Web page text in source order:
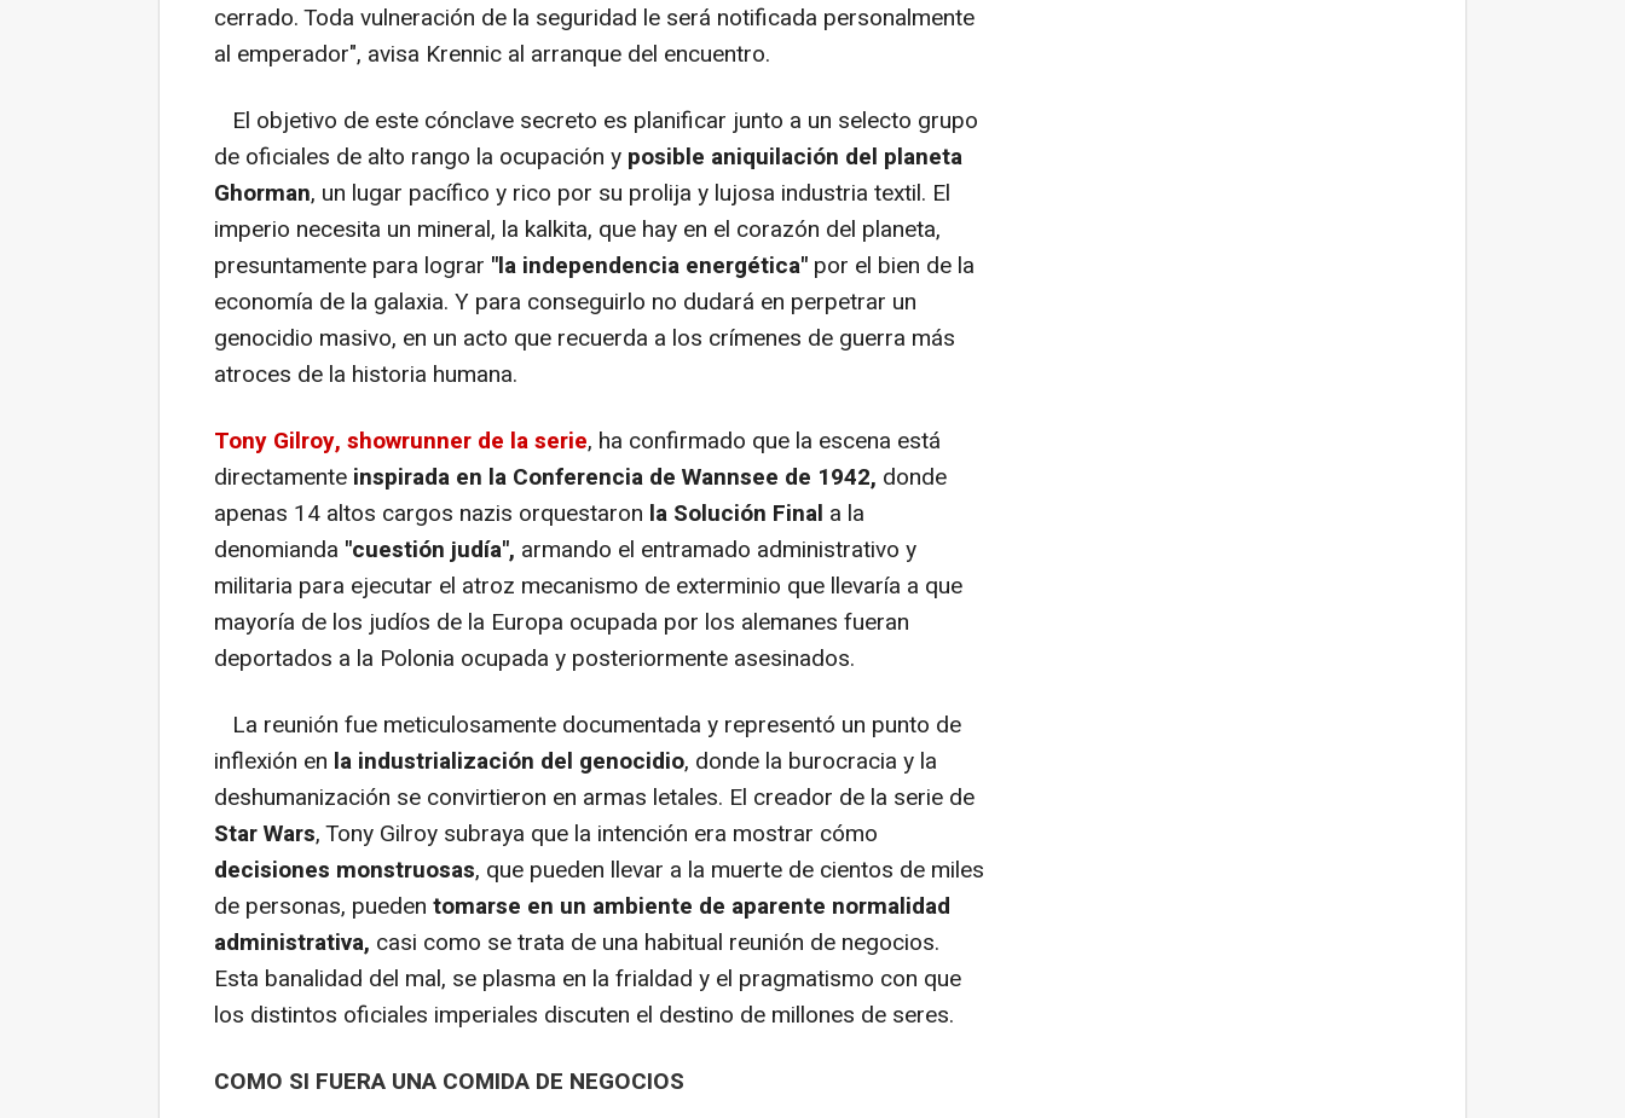
cerrado. Toda vulneración de la seguridad le será notificada personalmente
al emperador", avisa Krennic al arranque del encuentro.
El objetivo de este cónclave secreto es planificar junto a un selecto grupo
de oficiales de alto rango la ocupación y posible aniquilación del planeta
Ghorman, un lugar pacífico y rico por su prolija y lujosa industria textil. El
imperio necesita un mineral, la kalkita, que hay en el corazón del planeta,
presuntamente para lograr "la independencia energética" por el bien de la
economía de la galaxia. Y para conseguirlo no dudará en perpetrar un
genocidio masivo, en un acto que recuerda a los crímenes de guerra más
atroces de la historia humana.
Tony Gilroy, showrunner de la serie, ha confirmado que la escena está
directamente inspirada en la Conferencia de Wannsee de 1942, donde
apenas 14 altos cargos nazis orquestaron la Solución Final a la
denomianda "cuestión judía", armando el entramado administrativo y
militaria para ejecutar el atroz mecanismo de exterminio que llevaría a que
mayoría de los judíos de la Europa ocupada por los alemanes fueran
deportados a la Polonia ocupada y posteriormente asesinados.
La reunión fue meticulosamente documentada y representó un punto de
inflexión en la industrialización del genocidio, donde la burocracia y la
deshumanización se convirtieron en armas letales. El creador de la serie de
Star Wars, Tony Gilroy subraya que la intención era mostrar cómo
decisiones monstruosas, que pueden llevar a la muerte de cientos de miles
de personas, pueden tomarse en un ambiente de aparente normalidad
administrativa, casi como se trata de una habitual reunión de negocios.
Esta banalidad del mal, se plasma en la frialdad y el pragmatismo con que
los distintos oficiales imperiales discuten el destino de millones de seres.
COMO SI FUERA UNA COMIDA DE NEGOCIOS